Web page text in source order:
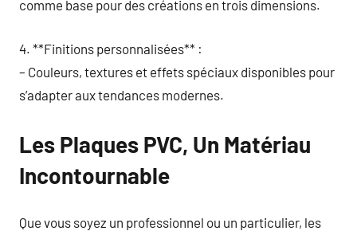
comme base pour des créations en trois dimensions.
4. **Finitions personnalisées** :
– Couleurs, textures et effets spéciaux disponibles pour
s’adapter aux tendances modernes.
Les Plaques PVC, Un Matériau
Incontournable
Que vous soyez un professionnel ou un particulier, les